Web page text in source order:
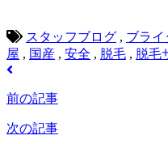
スタッフブログ , ブライ
屋 , 国産 , 安全 , 脱毛 , 脱毛
前の記事
次の記事